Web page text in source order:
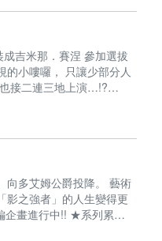
組討論教學；為了同理
升教學效能。她放下棍
吉米那．賽涅 參加選拔
的小嘍囉， 只讓少部分人
接二連三地上演…!?
定!! ★「成為小說家吧」
向多艾姆公爵投降。 藝術
影之強者」的人生變得更
企畫進行中!! ★系列累積
!!!!